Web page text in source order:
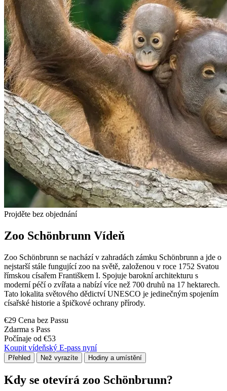
Projděte bez objednání
Zoo Schönbrunn Vídeň
Zoo Schönbrunn se nachází v zahradách zámku Schönbrunn a jde o
nejstarší stále fungující zoo na světě, založenou v roce 1752 Svatou
římskou císařem Františkem I. Spojuje barokní architekturu s
moderní péčí o zvířata a nabízí více než 700 druhů na 17 hektarech.
Tato lokalita světového dědictví UNESCO je jedinečným spojením
císařské historie a špičkové ochrany přírody.
€29 Cena bez Passu
Zdarma s Pass
Počínaje od €53
Koupit vídeňský E-pass nyní
Přehled Než vyrazíte Hodiny a umístění
Kdy se otevírá zoo Schönbrunn?